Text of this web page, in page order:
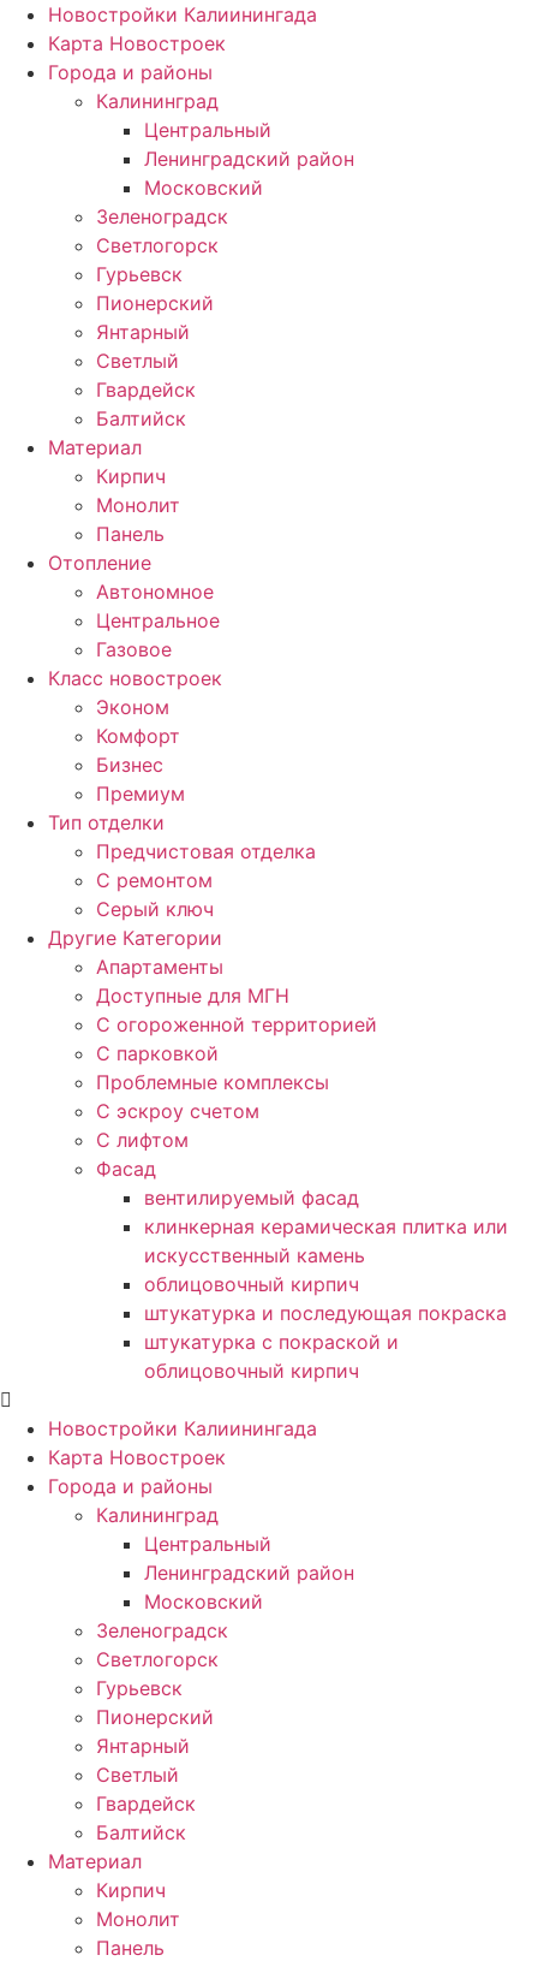
Новостройки Калиинингада
Карта Новостроек
Города и районы
Калининград
Центральный
Ленинградский район
Московский
Зеленоградск
Светлогорск
Гурьевск
Пионерский
Янтарный
Светлый
Гвардейск
Балтийск
Материал
Кирпич
Монолит
Панель
Отопление
Автономное
Центральное
Газовое
Класс новостроек
Эконом
Комфорт
Бизнес
Премиум
Тип отделки
Предчистовая отделка
С ремонтом
Серый ключ
Другие Категории
Апартаменты
Доступные для МГН
С огороженной территорией
С парковкой
Проблемные комплексы
С эскроу счетом
С лифтом
Фасад
вентилируемый фасад
клинкерная керамическая плитка или
искусственный камень
облицовочный кирпич
штукатурка и последующая покраска
штукатурка с покраской и
облицовочный кирпич
Новостройки Калиинингада
Карта Новостроек
Города и районы
Калининград
Центральный
Ленинградский район
Московский
Зеленоградск
Светлогорск
Гурьевск
Пионерский
Янтарный
Светлый
Гвардейск
Балтийск
Материал
Кирпич
Монолит
Панель